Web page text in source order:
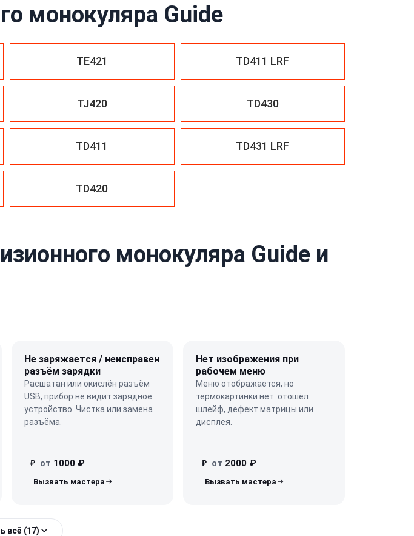
монокуляра Guide
TE421 TD411 LRF
TJ420 TD430
TD411 TD431 LRF
TD420
монокуляра Guide и
Не заряжается / неисправен
разъём зарядки
Расшатан или окислён разъём
USB, прибор не видит зарядное
устройство. Чистка или замена
разъёма.
₽ от 1000 ₽
Нет изображения при
рабочем меню
Меню отображается, но
термокартинки нет: отошёл
шлейф, дефект матрицы или
дисплея.
₽ от 2000 ₽
всё (17)